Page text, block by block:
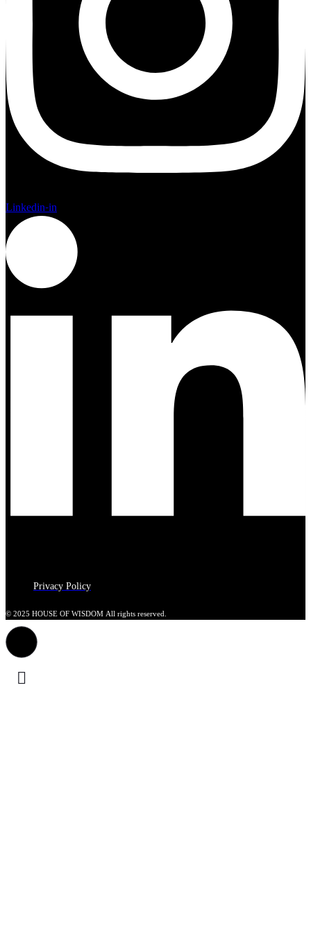
Linkedin-in
Privacy Policy
© 2025 HOUSE OF WISDOM All rights reserved.